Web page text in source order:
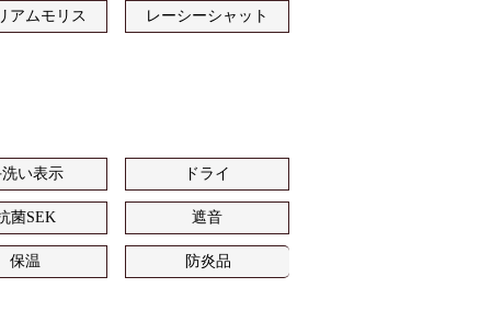
アムモリス レーシーシャット
い表示 ドライ
菌SEK 遮音
保温 防炎品